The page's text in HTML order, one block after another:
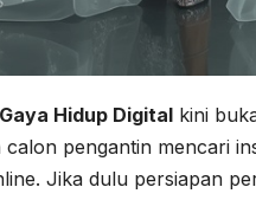
Hidup Digital kini
pengantin mencari
Jika dulu persiapan